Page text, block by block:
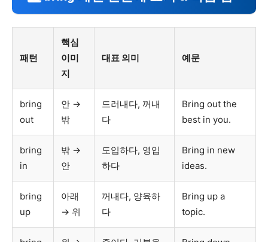
패턴
핵심
이미
지
대표 의미 예문
bring
out
안 →
밖
드러내다, 꺼내
다
Bring out the
best in you.
bring
in
밖 →
안
도입하다, 영입
하다
Bring in new
ideas.
bring
up
아래
→ 위
꺼내다, 양육하
다
Bring up a
topic.